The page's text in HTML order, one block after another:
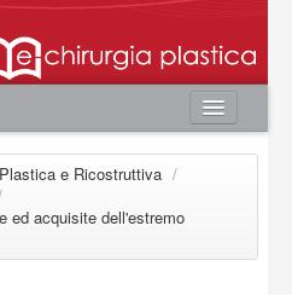
e Ricostruttiva /
ed acquisite dell'estremo